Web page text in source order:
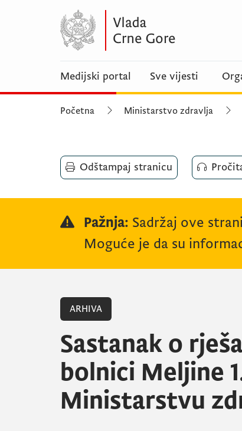
Medijski portal Sve vijesti
Početna Ministarstvo zdravlja
Odštampaj stranicu
Pažnja: Sadržaj ove
Moguće je da su
ARHIVA
Sastanak o
bolnici Meljine
Ministarstvu